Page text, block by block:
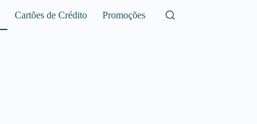
Cartões de Crédito Promoções